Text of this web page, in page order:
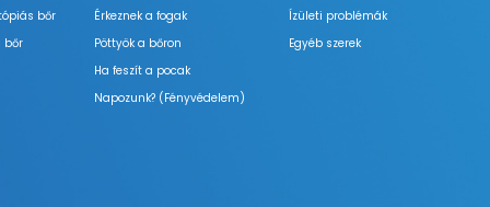
bőr
bőr
Érkeznek a fogak
Pöttyök a bőron
Ha feszít a pocak
Napozunk? (Fényvédelem)
Ízületi problémák
Egyéb szerek